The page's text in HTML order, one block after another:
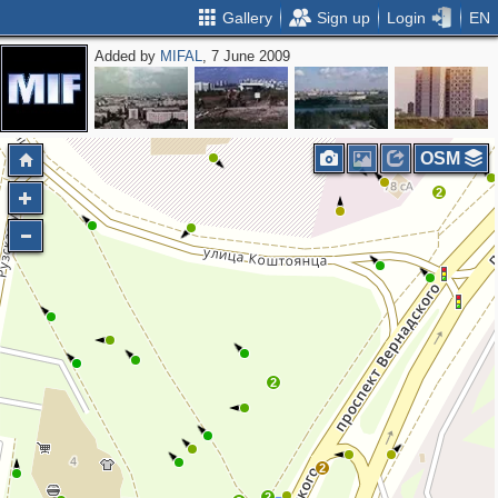
Gallery Sign up Login EN
Added by MIFAL, 7 June 2009
2
2
2
OSM